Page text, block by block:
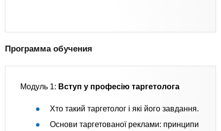
Программа обучения
Модуль 1: Вступ у професію таргетолога
Хто такий таргетолог і які його завдання.
Основи таргетованої реклами: принципи